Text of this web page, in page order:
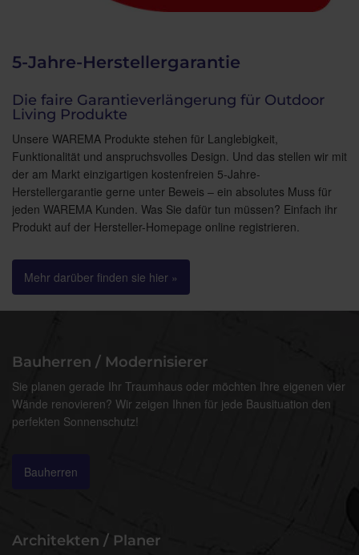
5-Jahre-Herstellergarantie
Die faire Garantieverlängerung für Outdoor
Living Produkte
Unsere WAREMA Produkte stehen für Langlebigkeit,
Funktionalität und anspruchsvolles Design. Und das stellen wir mit
der am Markt einzigartigen kostenfreien 5-Jahre-
Herstellergarantie gerne unter Beweis – ein absolutes Muss für
jeden WAREMA Kunden. Was Sie dafür tun müssen? Einfach ihr
Produkt auf der Hersteller-Homepage online registrieren.
Mehr darüber finden sie hier »
Bauherren / Modernisierer
Sie planen gerade Ihr Traumhaus oder möchten Ihre eigenen vier
Wände renovieren? Wir zeigen Ihnen für jede Bausituation den
perfekten Sonnenschutz!
Bauherren
Architekten / Planer